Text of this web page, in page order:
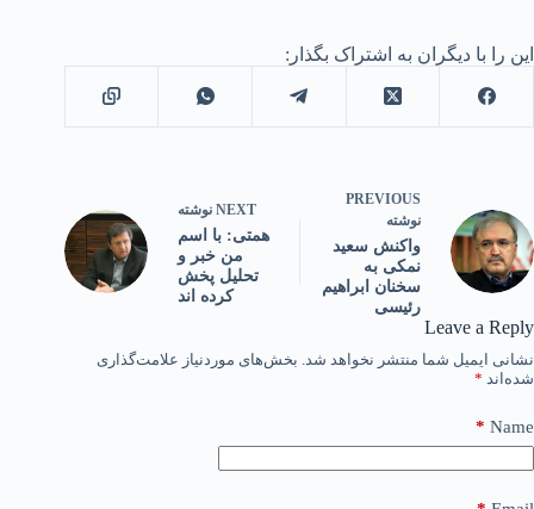
این را با دیگران به اشتراک بگذار:
PREVIOUS
نوشته
واکنش سعید
نمکی به
سخنان ابراهیم
رئیسی
NEXT نوشته
همتی: با اسم
من خبر و
تحلیل پخش
کرده اند
Leave a Reply
نشانی ایمیل شما منتشر نخواهد شد. بخش‌های موردنیاز علامت‌گذاری
شده‌اند *
Name
*